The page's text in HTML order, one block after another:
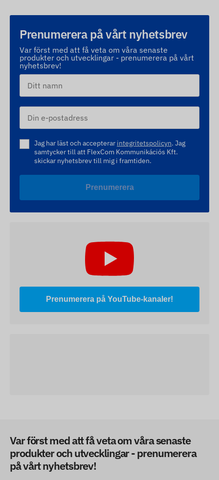
Prenumerera på vårt nyhetsbrev
Var först med att få veta om våra senaste
produkter och utvecklingar - prenumerera på vårt
nyhetsbrev!
Jag har läst och accepterar integritetspolicyn. Jag
samtycker till att FlexCom Kommunikációs Kft.
skickar nyhetsbrev till mig i framtiden.
Prenumerera
Prenumerera på YouTube-kanaler!
Var först med att få veta om våra senaste
produkter och utvecklingar - prenumerera
på vårt nyhetsbrev!